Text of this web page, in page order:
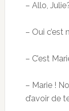
– Allo,
– Oui c’est
– C’est
– Marie !
d’avoir de